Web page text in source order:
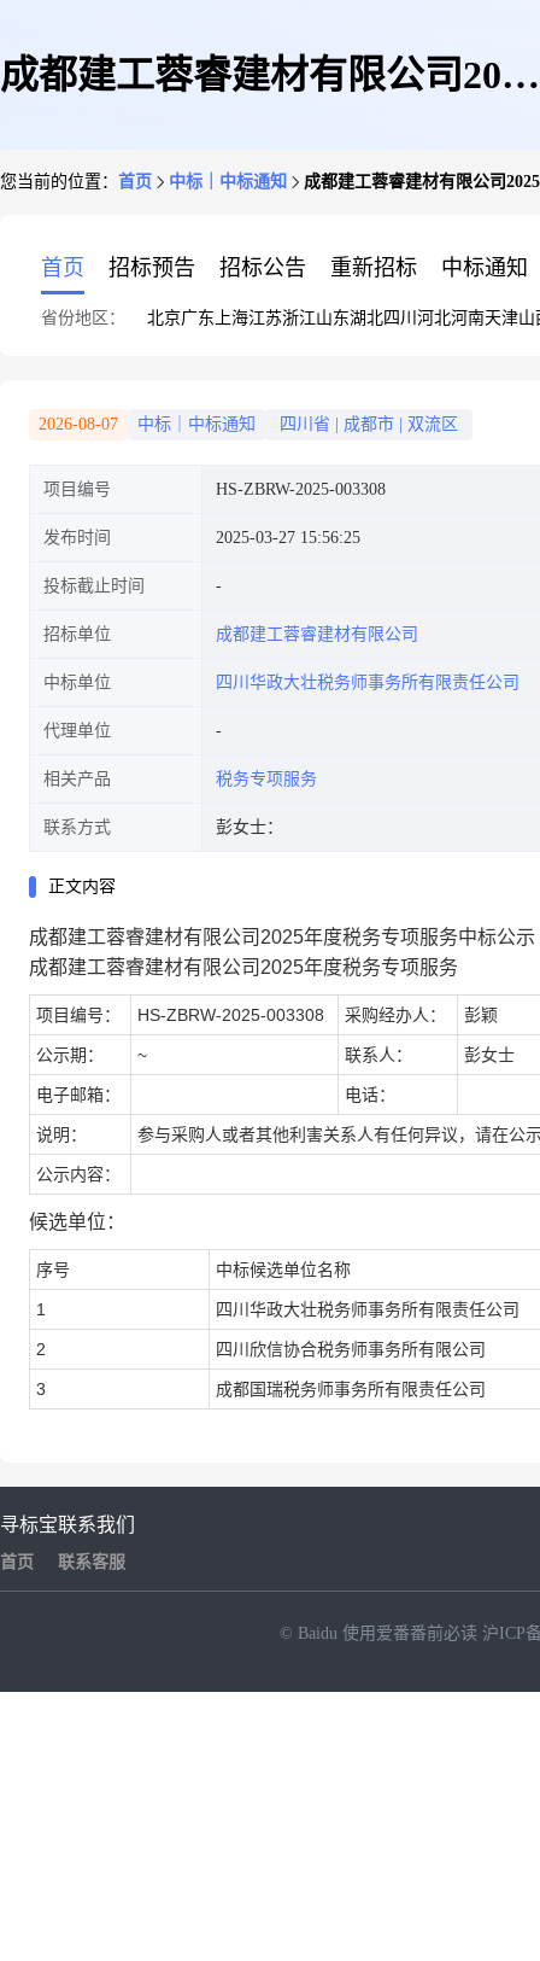
成都建工蓉睿建材有限公司2025
您当前的位置： 首页 中标｜中标通知 成都建工蓉睿建材有限公司
首页 招标预告 招标公告 重新招标 中标通知
省份地区： 北京广东 上海江苏浙江山东湖北四川 河北河南天津山
2026-08-07 中标｜中标通知 四川省 成都市 双流区
项目编号 HS-ZBRW-2025-003308
发布时间 2025-03-27 15:56:25
投标截止时间
招标单位 成都建工蓉睿建材有限公司
中标单位 四川华政大壮税务师事务所有限责任公司
代理单位
相关产品 税务专项服务
联系方式 彭女士：
正文内容
成都建工蓉睿建材有限公司2025年度税务专项服务中标公示
成都建工蓉睿建材有限公司2025年度税务专项服务
项目编号： HS-ZBRW-2025-003308 采购经办人： 彭颖
公示期： ~ 联系人： 彭女士
电子邮箱： 电话：
说明： 参与采购人或者其他利害关系人有任何异议，请在公
公示内容：
候选单位：
序号 中标候选单位名称
1 四川华政大壮税务师事务所有限责任公司
2 四川欣信协合税务师事务所有限公司
3 成都国瑞税务师事务所有限责任公司
寻标宝
首页
联系我们
联系客服
© Baidu 使用爱番番前必读 沪ICP